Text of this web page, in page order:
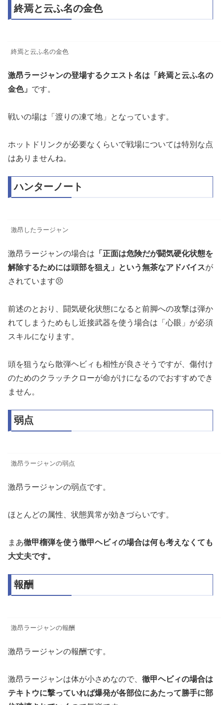
終焉と云ふ名の金色
終焉と云ふ名の金色
激昂ラージャンの登場するクエスト名は「終焉と云ふ名の
金色」 です。
戦いの場は「渡りの凍て地」となっています。
ホットドリンクが必要なくらいで戦場については特別な点
はありませんね。
ハンターノート
激昂したラージャン
激昂ラージャンの場合は 「正面は危険だが闘気硬化状態を
解除するためには頭部を狙え」という無茶なアドバイスが
されています😣
前述のとおり、闘気硬化状態になると前脚への攻撃は弾か
れてしまうためもし近接武器を使う場合は「心眼」が必須
スキルになります。
頭を狙うなら散弾ヘビィも相性が良さそうですが、傷付け
のためのクラッチクローが命がけになるのでおすすめでき
ません。
弱点
激昂ラージャンの弱点
激昂ラージャンの弱点です。
ほとんどの属性、状態異常が効きづらいです。
まあ徹甲榴弾を使う徹甲ヘビィの場合は何も考えなくても
大丈夫です。
報酬
激昂ラージャンの報酬
激昂ラージャンの報酬です。
激昂ラージャンは体が小さめなので、 徹甲ヘビィの場合は
テキトウに撃っていれば爆発が各部位にあたって勝手に部